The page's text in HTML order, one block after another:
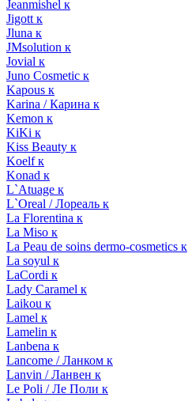
Jeanmishel к
Jigott к
Jluna к
JMsolution к
Jovial к
Juno Cosmetic к
Kapous к
Karina / Карина к
Kemon к
KiKi к
Kiss Beauty к
Koelf к
Konad к
L`Atuage к
L`Oreal / Лореаль к
La Florentina к
La Miso к
La Peau de soins dermo-cosmetics к
La soyul к
LaCordi к
Lady Caramel к
Laikou к
Lamel к
Lamelin к
Lanbena к
Lancome / Ланком к
Lanvin / Ланвен к
Le Poli / Ле Поли к